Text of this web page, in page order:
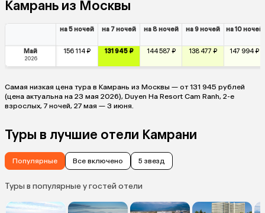
Камрань из Москвы
на 5 ночей на 7 ночей на 8 ночей на 9 ночей на 10 ночей
Май
2026
156 114 ₽ 131 945 ₽ 144 587 ₽ 138 477 ₽ 147 994 ₽
Самая низкая цена тура в Камрань из Москвы — от 131 945 рублей
(цена актуальна на 23 мая 2026), Duyen Ha Resort Cam Ranh, 2-е
взрослых, 7 ночей, 27 мая — 3 июня.
Туры в лучшие отели Камрани
Популярные Все включено 5 звезд
Туры в популярные у гостей отели